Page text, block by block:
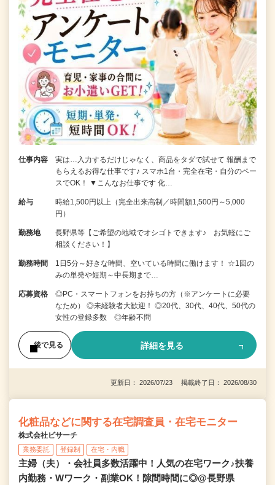
仕事内容
実は…入力するだけじゃなく、商品をタダで試せて 報酬まで
もらえるお得な仕事です♪ スマホ1台・完全在宅・自分のペー
スでOK！ ▼こんなお仕事です 化…
給与
時給1,500円以上（完全出来高制／時間額1,500円～5,000
円）
勤務地
長野県等【ご希望の地域でオシゴトできます♪ お気軽にご
相談ください！】
勤務時間
1日5分～好きな時間、空いている時間に働けます！ ☆1回の
みの単発や短期～中長期まで…
応募資格
◎PC・スマートフォンをお持ちの方（※アンケートに必要
なため） ◎未経験者大歓迎！ ◎20代、30代、40代、50代の
女性の登録多数 ◎年齢不問
後で見る 詳細を見る
更新日： 2026/07/23 掲載終了日： 2026/08/30
化粧品などに関する在宅調査員・在宅モニター
株式会社ビサーチ
業務委託 登録制 在宅・内職
主婦（夫）・会社員多数活躍中！人気の在宅ワーク♪扶養
内勤務・Wワーク・副業OK！隙間時間に◎@長野県